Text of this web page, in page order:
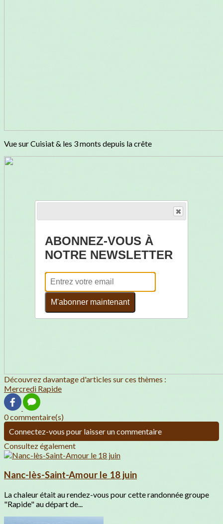
Vue sur Cuisiat & les 3 monts depuis la crête
Découvrez davantage d'articles sur ces thèmes :
Mercredi Rapide
0 commentaire(s)
Connectez-vous pour laisser un commentaire
Consultez également
Nanc-lès-Saint-Amour le 18 juin
La chaleur était au rendez-vous pour cette randonnée groupe
"Rapide" au départ de...
ABONNEZ-VOUS À
NOTRE NEWSLETTER
M'abonner maintenant